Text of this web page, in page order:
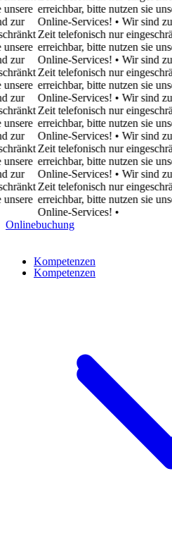
erreichbar, bitte nutzen sie unsere
Online-Services! • Wir sind zur
Zeit telefonisch nur eingeschränkt
erreichbar, bitte nutzen sie unsere
Online-Services! • Wir sind zur
Zeit telefonisch nur eingeschränkt
erreichbar, bitte nutzen sie unsere
Online-Services! • Wir sind zur
Zeit telefonisch nur eingeschränkt
erreichbar, bitte nutzen sie unsere
Online-Services! • Wir sind zur
Zeit telefonisch nur eingeschränkt
erreichbar, bitte nutzen sie unsere
Online-Services! • Wir sind zur
Zeit telefonisch nur eingeschränkt
erreichbar, bitte nutzen sie unsere
Online-Services!•
Onlinebuchung
Kompetenzen
Kompetenzen